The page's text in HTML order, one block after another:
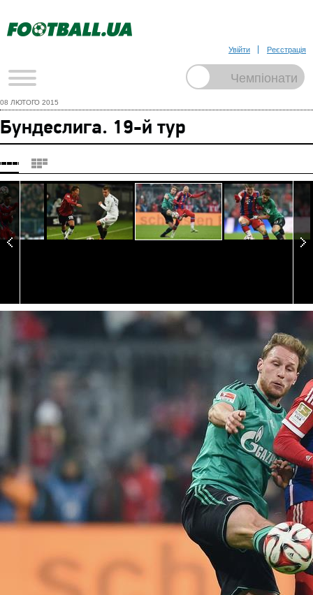
Увійти Реєстрація
08 ЛЮТОГО 2015
Бундеслига. 19-й тур